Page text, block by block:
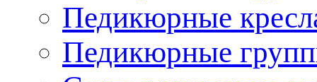
Педикюрные
Педикюрные